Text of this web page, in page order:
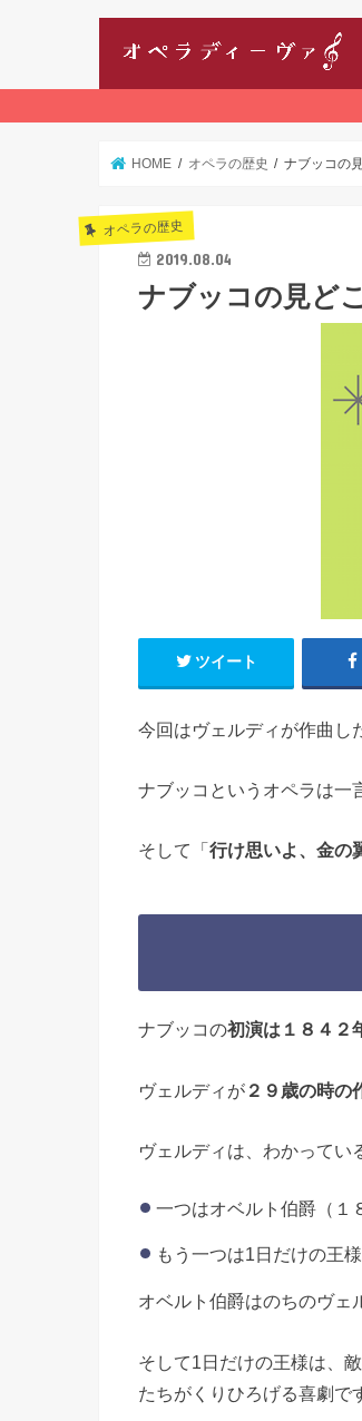
HOME オペラの歴史 ナブッコの
オペラの歴史
2019.08.04
ナブッコの見ど
ツイート
今回はヴェルディが作曲し
ナブッコというオペラは一
そして「 行け思いよ、金の
ナブッコの初演は１８４２
ヴェルディが ２９歳の時の
ヴェルディは、わかってい
一つはオベルト伯爵（１
もう一つは1日だけの王
オベルト伯爵はのちのヴェ
そして1日だけの王様は、
たちがくりひろげる喜劇で